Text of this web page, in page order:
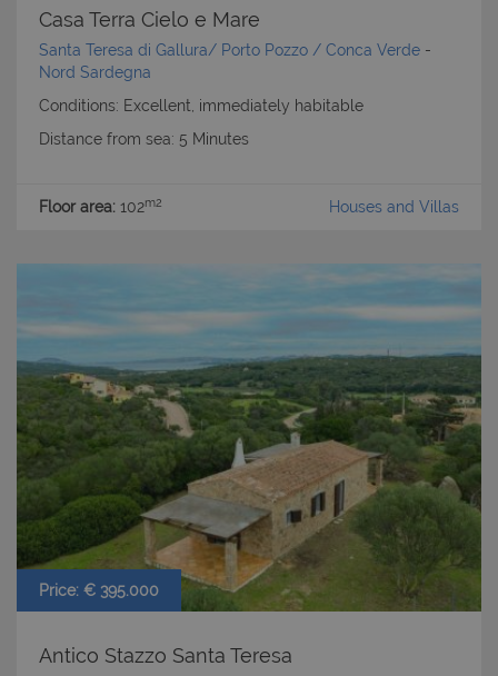
Casa Terra Cielo e Mare
Santa Teresa di Gallura/ Porto Pozzo / Conca Verde -
Nord Sardegna
Conditions: Excellent, immediately habitable
Distance from sea: 5 Minutes
Floor area: 102m2 Houses and Villas
Price: € 395.000
Antico Stazzo Santa Teresa